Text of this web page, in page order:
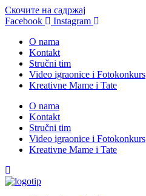
Скочите на садржај
Facebook
Instagram
O nama
Kontakt
Stručni tim
Video igraonice i Fotokonkurs
Kreativne Mame i Tate
O nama
Kontakt
Stručni tim
Video igraonice i Fotokonkurs
Kreativne Mame i Tate